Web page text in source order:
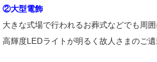
②大型電飾
大きな式場で行われるお葬式などでも周
高輝度LEDライトが明るく故人さまのご遺